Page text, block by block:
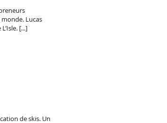
Lucas
[...]
de skis. Un